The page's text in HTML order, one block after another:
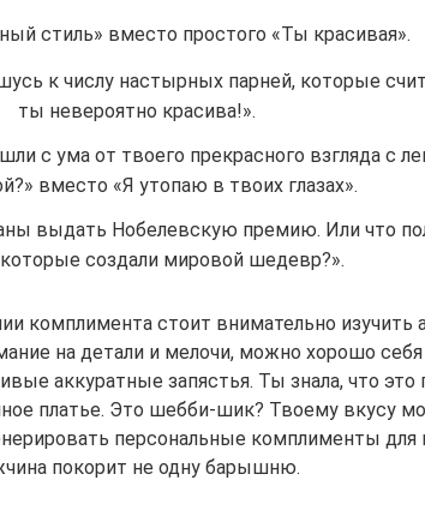
стиль» вместо простого «Ты красивая».
к числу настырных парней, которые
ты невероятно красива!».
с ума от твоего прекрасного взгляда с
вместо «Я утопаю в твоих глазах».
выдать Нобелевскую премию. Или что
создали мировой шедевр?».
комплимента стоит внимательно изучить
на детали и мелочи, можно хорошо себя
аккуратные запястья. Ты знала, что это
платье. Это шебби-шик? Твоему вкусу
персональные комплименты для
покорит не одну барышню.